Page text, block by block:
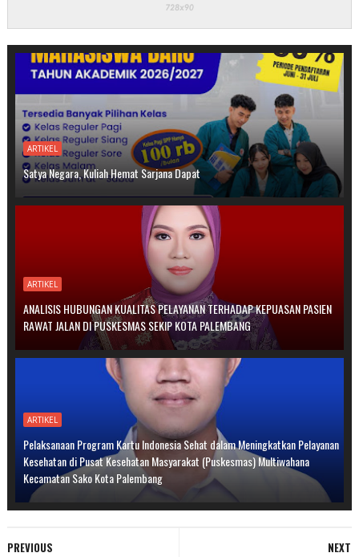
ARTIKEL
Satya Negara, Kuliah Hemat Sarjana Dapat
ARTIKEL
ANALISIS HUBUNGAN KUALITAS PELAYANAN TERHADAP KEPUASAN PASIEN
RAWAT JALAN DI PUSKESMAS SEKIP KOTA PALEMBANG
ARTIKEL
Pelaksanaan Program Kartu Indonesia Sehat dalam Meningkatkan Pelayanan
Kesehatan di Pusat Kesehatan Masyarakat (Puskesmas) Multiwahana
Kecamatan Sako Kota Palembang
NEXT
PREVIOUS